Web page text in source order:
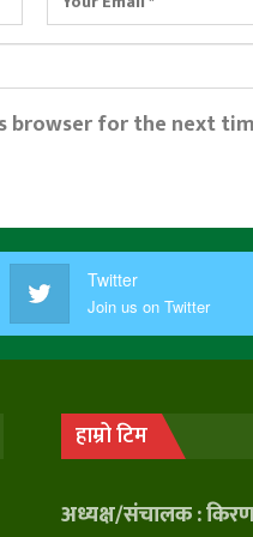
browser for the next
Twitter
Join us on Twitter
हाम्रो टिम
अध्यक्ष/संचालक :